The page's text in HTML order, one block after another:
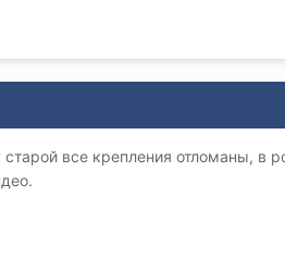
все крепления отломаны, в